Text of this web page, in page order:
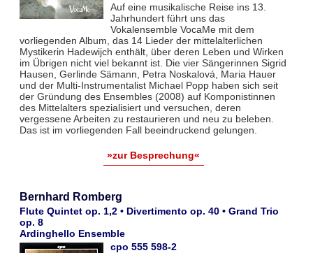
Auf eine musikalische Reise ins 13.
Jahrhundert führt uns das
Vokalensemble VocaMe mit dem
vorliegenden Album, das 14 Lieder der mittelalterlichen
Mystikerin Hadewijch enthält, über deren Leben und Wirken
im Übrigen nicht viel bekannt ist. Die vier Sängerinnen Sigrid
Hausen, Gerlinde Sämann, Petra Noskalová, Maria Hauer
und der Multi-Instrumentalist Michael Popp haben sich seit
der Gründung des Ensembles (2008) auf Komponistinnen
des Mittelalters spezialisiert und versuchen, deren
vergessene Arbeiten zu restaurieren und neu zu beleben.
Das ist im vorliegenden Fall beeindruckend gelungen.
»zur Besprechung«
Bernhard Romberg
Flute Quintet op. 1,2 • Divertimento op. 40 • Grand Trio
op. 8
Ardinghello Ensemble
cpo 555 598-2